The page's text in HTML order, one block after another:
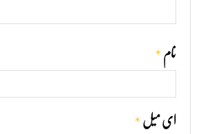
نام *
ای میل *